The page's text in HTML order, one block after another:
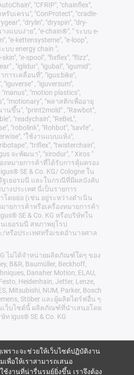
"CFRIP", "chainflex",
รับเครน", "ConProtect", "cradle-
"drylin", "dryspin", "dry-
างแบบง่าย", "e-chain®", " ระบบ e-
"e-kettensysteme", "e-loop",
ะบบ energy chain ",
skin", "e-spool", "fixflex", "flizz",
, "iglidur", "igubal", "igumid",
การเคลื่อนที่", "igus:bike",
"iguverse" , "iguversum",
"manus", "motion plastics",
"motionary", "พลาสติกเพื่ออายุ
นขึ้น", "print2mold" , "Rawbot",
"readychain", "ReBeL",
"robolink", "Rohbot", "savfe" ,
"ใช้งานแบบแห้ง",
"triflex", "twisterchain",
จะพัฒนา", "xirodur", " Xiros "
งหมายการค้าที่ได้รับการคุ้มครอง
SE & Co. KG/ Cologne ใน
เยอรมนี และในกรณีที่มีผลบังคับ
างประเทศ นี่เป็นรายการ
โดยย่อ (เช่น อยู่ระหว่างดำเนิน
ายการค้าหรือเครื่องหมายการค้า
SE & Co. KG หรือบริษัทใน
เยอรมนี สหภาพยุโรป
/หรือประเทศหรือเขตอำนาจศาล
ไม่ได้จำหน่ายผลิตภัณฑ์ใดๆ ของ
B&R, Baumüller, Beckhoff,
Danaher Motion, ELAU,
Heidenhain, Jetter, Lenze,
Mitsubishi, NUM, Parker, Bosch
Stöber และผู้ผลิตไดร์ฟอื่น ๆ
เว็บไซต์นี้ ผลิตภัณฑ์ที่นำเสนอโดย
igus® SE & Co. KG
พราะจะช่วยให้เว็บไซต์ปฏิบัติงาน
เพื่อให้เราสามารถเสนอ
งานที่น่ารื่นรมย์ยิ่งขึ้น เราจึงต้อง